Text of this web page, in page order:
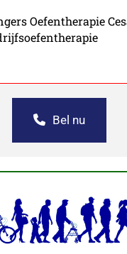
Oefentherapie
Bel nu